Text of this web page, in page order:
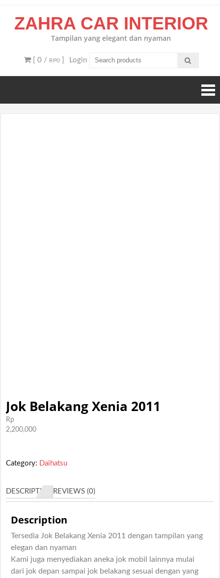
ZAHRA CAR INTERIOR
Tampilan yang elegant dan nyaman
[ 0 / RP0] Login
Jok Belakang Xenia 2011
Rp
2,200,000
Category: Daihatsu
DESCRIPTION REVIEWS (0)
Description
Tersedia Jok Belakang Xenia 2011 dengan tampilan yang
elegan dan nyaman
Kami juga menyediakan aneka jok mobil lainnya mulai
dari jok depan sampai jok belakang sesuai dengan yang